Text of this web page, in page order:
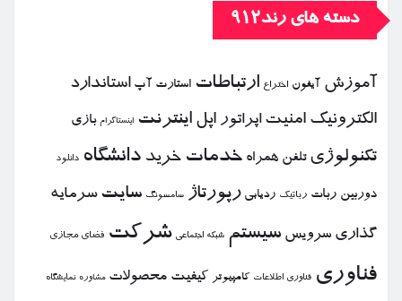
دسته های رند912
آموزش آیفون اختراع ارتباطات استارت آپ استاندارد
الكترونیك امنیت اپراتور اپل اینترنت اینستاگرام بازی
تكنولوژی تلفن همراه خدمات خرید دانشگاه دانلود
دوربین ربات رباتیك ردیابی رپورتاژ سامسونگ سایت سرمایه
گذاری سرویس سیستم شبكه اجتماعی شركت فضای مجازی
فناوری فناوری اطلاعات كامپیوتر كیفیت محصولات مشاوره نمایشگاه